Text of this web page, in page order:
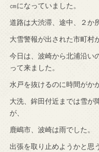
㎝になっていました。
道路は大渋滞、途中、２か
大雪警報が出された市町村
今日は、波崎から北浦沿い
って来ました。
水戸を抜けるのに時間がか
大洗、鉾田付近までは雪が
が、
鹿嶋市、波崎は雨でした。
出張を取り止めようかと思